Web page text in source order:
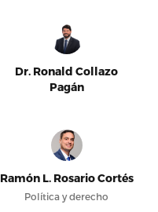
Dr. Ronald Collazo
Pagán
Ramón L. Rosario Cortés
Política y derecho